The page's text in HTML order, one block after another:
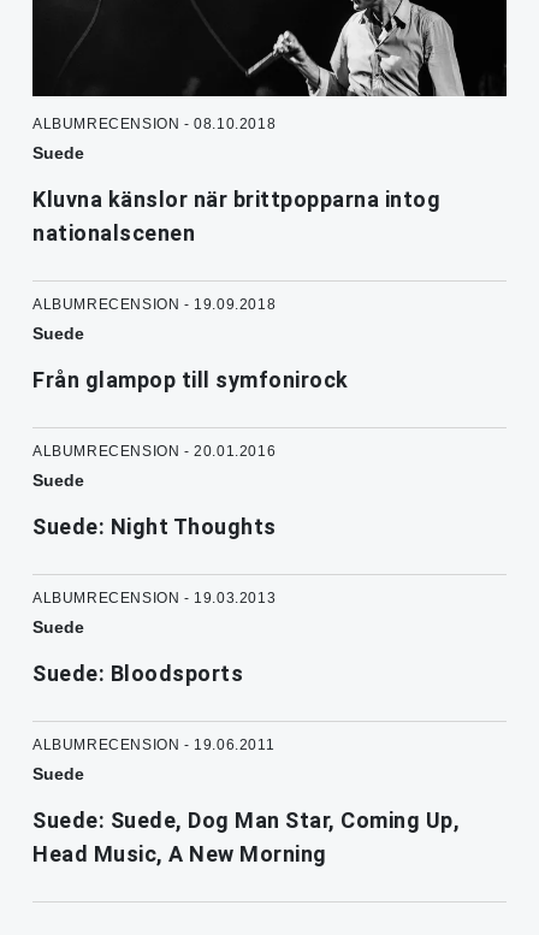
ALBUMRECENSION - 08.10.2018
Suede
Kluvna känslor när brittpopparna intog
nationalscenen
ALBUMRECENSION - 19.09.2018
Suede
Från glampop till symfonirock
ALBUMRECENSION - 20.01.2016
Suede
Suede: Night Thoughts
ALBUMRECENSION - 19.03.2013
Suede
Suede: Bloodsports
ALBUMRECENSION - 19.06.2011
Suede
Suede: Suede, Dog Man Star, Coming Up,
Head Music, A New Morning